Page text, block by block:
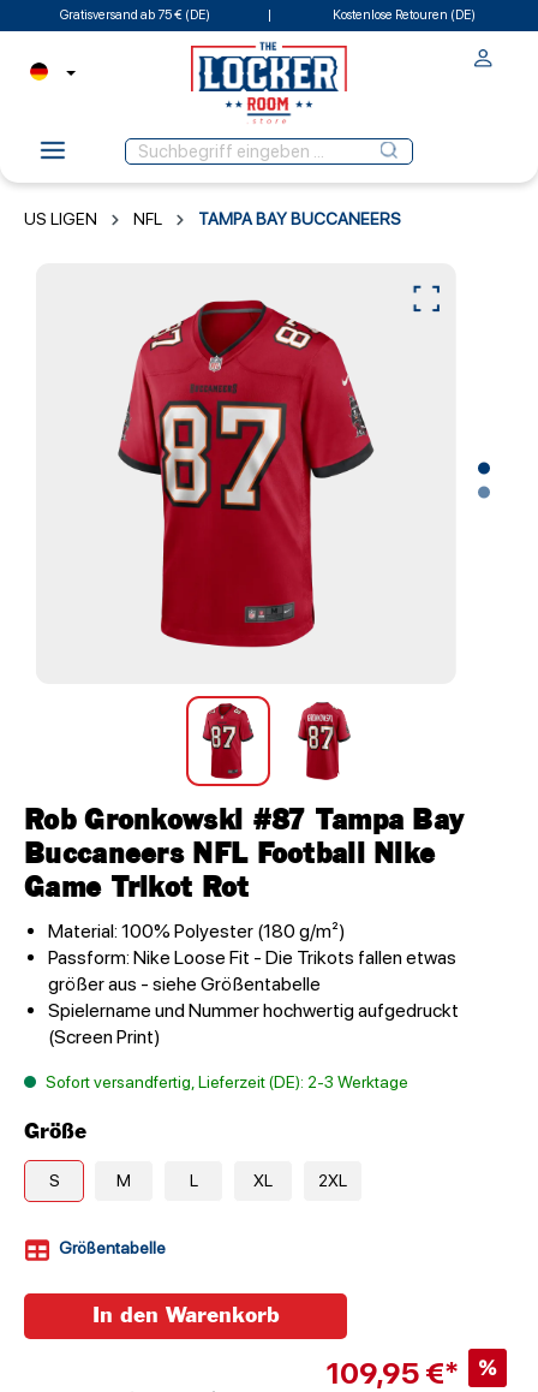
Gratisversand ab 75 € (DE) Kostenlose Retouren (DE)
US LIGEN NFL TAMPA BAY BUCCANEERS
Rob Gronkowski #87 Tampa Bay
Buccaneers NFL Football Nike
Game Trikot Rot
Material: 100% Polyester (180 g/m²)
Passform: Nike Loose Fit - Die Trikots fallen etwas
größer aus - siehe Größentabelle
Spielername und Nummer hochwertig aufgedruckt
(Screen Print)
Sofort versandfertig, Lieferzeit (DE): 2-3 Werktage
Größe
S M L XL 2XL
Größentabelle
109,95 €* %
In den Warenkorb